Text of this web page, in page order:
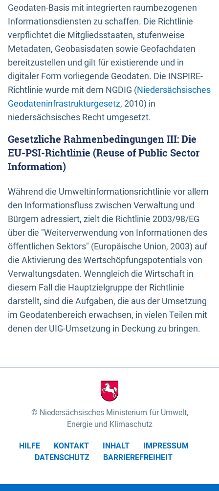
Geodaten-Basis mit integrierten raumbezogenen
Informationsdiensten zu schaffen. Die Richtlinie
verpflichtet die Mitgliedsstaaten, stufenweise
Metadaten, Geobasisdaten sowie Geofachdaten
bereitzustellen und gilt für existierende und in
digitaler Form vorliegende Geodaten. Die INSPIRE-
Richtlinie wurde mit dem NGDIG (Niedersächsisches
Geodateninfrastrukturgesetz, 2010) in
niedersächsisches Recht umgesetzt.
Gesetzliche Rahmenbedingungen III: Die
EU-PSI-Richtlinie (Reuse of Public Sector
Information)
Während die Umweltinformationsrichtlinie vor allem
den Informationsfluss zwischen Verwaltung und
Bürgern adressiert, zielt die Richtlinie 2003/98/EG
über die "Weiterverwendung von Informationen des
öffentlichen Sektors" (Europäische Union, 2003) auf
die Aktivierung des Wertschöpfungspotentials von
Verwaltungsdaten. Wenngleich die Wirtschaft in
diesem Fall die Hauptzielgruppe der Richtlinie
darstellt, sind die Aufgaben, die aus der Umsetzung
im Geodatenbereich erwachsen, in vielen Teilen mit
denen der UIG-Umsetzung in Deckung zu bringen.
Niedersächsisches Ministerium für Umwelt,
Energie und Klimaschutz
HILFE KONTAKT INHALT
IMPRESSUM
DATENSCHUTZ
BARRIEREFREIHEIT